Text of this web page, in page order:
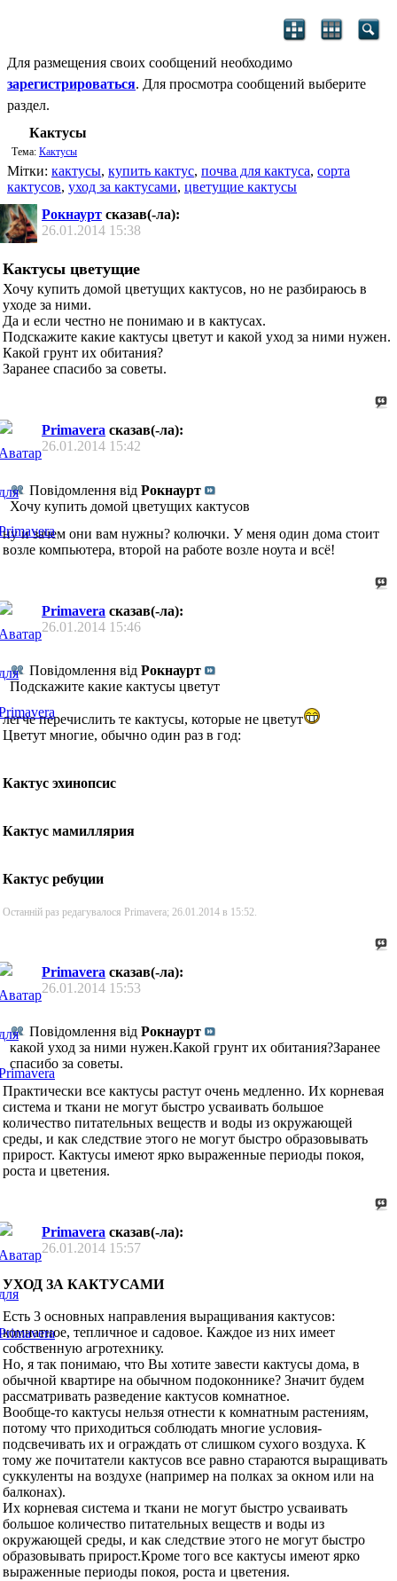
Для размещения своих сообщений необходимо
зарегистрироваться. Для просмотра сообщений выберите
раздел.
Кактусы
Тема: Кактусы
Мітки: кактусы, купить кактус, почва для кактуса, сорта
кактусов, уход за кактусами, цветущие кактусы
Рокнаурт сказав(-ла):
26.01.2014 15:38
Кактусы цветущие
Хочу купить домой цветущих кактусов, но не разбираюсь в
уходе за ними.
Да и если честно не понимаю и в кактусах.
Подскажите какие кактусы цветут и какой уход за ними нужен.
Какой грунт их обитания?
Заранее спасибо за советы.
Primavera сказав(-ла):
26.01.2014 15:42
Повідомлення від Рокнаурт
Хочу купить домой цветущих кактусов
ну и зачем они вам нужны? колючки. У меня один дома стоит
возле компьютера, второй на работе возле ноута и всё!
Primavera сказав(-ла):
26.01.2014 15:46
Повідомлення від Рокнаурт
Подскажите какие кактусы цветут
легче перечислить те кактусы, которые не цветут
Цветут многие, обычно один раз в год:
Кактус эхинопсис
Кактус мамиллярия
Кактус ребуции
Останній раз редагувалося Primavera; 26.01.2014 в 15:52.
Primavera сказав(-ла):
26.01.2014 15:53
Повідомлення від Рокнаурт
какой уход за ними нужен.Какой грунт их обитания?Заранее
спасибо за советы.
Практически все кактусы растут очень медленно. Их корневая
система и ткани не могут быстро усваивать большое
количество питательных веществ и воды из окружающей
среды, и как следствие этого не могут быстро образовывать
прирост. Кактусы имеют ярко выраженные периоды покоя,
роста и цветения.
Primavera сказав(-ла):
26.01.2014 15:57
УХОД ЗА КАКТУСАМИ
Есть 3 основных направления выращивания кактусов:
комнатное, тепличное и садовое. Каждое из них имеет
собственную агротехнику.
Но, я так понимаю, что Вы хотите завести кактусы дома, в
обычной квартире на обычном подоконнике? Значит будем
рассматривать разведение кактусов комнатное.
Вообще-то кактусы нельзя отнести к комнатным растениям,
потому что приходиться соблюдать многие условия-
подсвечивать их и ограждать от слишком сухого воздуха. К
тому же почитатели кактусов все равно стараются выращивать
суккуленты на воздухе (например на полках за окном или на
балконах).
Их корневая система и ткани не могут быстро усваивать
большое количество питательных веществ и воды из
окружающей среды, и как следствие этого не могут быстро
образовывать прирост.Кроме того все кактусы имеют ярко
выраженные периоды покоя, роста и цветения.